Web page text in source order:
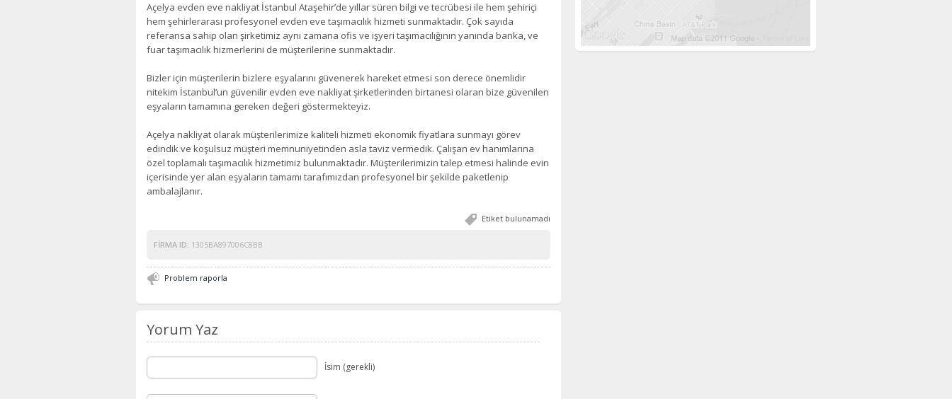
Açelya evden eve nakliyat İstanbul Ataşehir’de yıllar süren bilgi ve tecrübesi ile hem şehiriçi
hem şehirlerarası profesyonel evden eve taşımacılık hizmeti sunmaktadır. Çok sayıda
referansa sahip olan şirketimiz aynı zamana ofis ve işyeri taşımacılığının yanında banka, ve
fuar taşımacılık hizmerlerini de müşterilerine sunmaktadır.
Bizler için müşterilerin bizlere eşyalarını güvenerek hareket etmesi son derece önemlidir
nitekim İstanbul’un güvenilir evden eve nakliyat şirketlerinden birtanesi olaran bize güvenilen
eşyaların tamamına gereken değeri göstermekteyiz.
Açelya nakliyat olarak müşterilerimize kaliteli hizmeti ekonomik fiyatlara sunmayı görev
edindik ve koşulsuz müşteri memnuniyetinden asla taviz vermedik. Çalışan ev hanımlarına
özel toplamalı taşımacılık hizmetimiz bulunmaktadır. Müşterilerimizin talep etmesi halinde evin
içerisinde yer alan eşyaların tamamı tarafımızdan profesyonel bir şekilde paketlenip
ambalajlanır.
Etiket bulunamadı
FIRMA ID: 1305BA897006C8BB
Problem raporla
Yorum Yaz
İsim (gerekli)